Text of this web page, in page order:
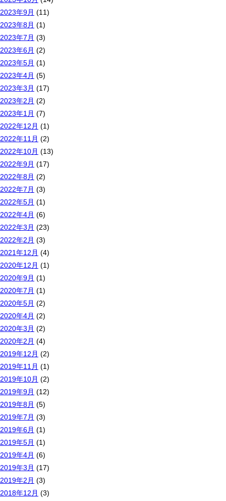
2023年9月 (11)
2023年8月 (1)
2023年7月 (3)
2023年6月 (2)
2023年5月 (1)
2023年4月 (5)
2023年3月 (17)
2023年2月 (2)
2023年1月 (7)
2022年12月 (1)
2022年11月 (2)
2022年10月 (13)
2022年9月 (17)
2022年8月 (2)
2022年7月 (3)
2022年5月 (1)
2022年4月 (6)
2022年3月 (23)
2022年2月 (3)
2021年12月 (4)
2020年12月 (1)
2020年9月 (1)
2020年7月 (1)
2020年5月 (2)
2020年4月 (2)
2020年3月 (2)
2020年2月 (4)
2019年12月 (2)
2019年11月 (1)
2019年10月 (2)
2019年9月 (12)
2019年8月 (5)
2019年7月 (3)
2019年6月 (1)
2019年5月 (1)
2019年4月 (6)
2019年3月 (17)
2019年2月 (3)
2018年12月 (3)